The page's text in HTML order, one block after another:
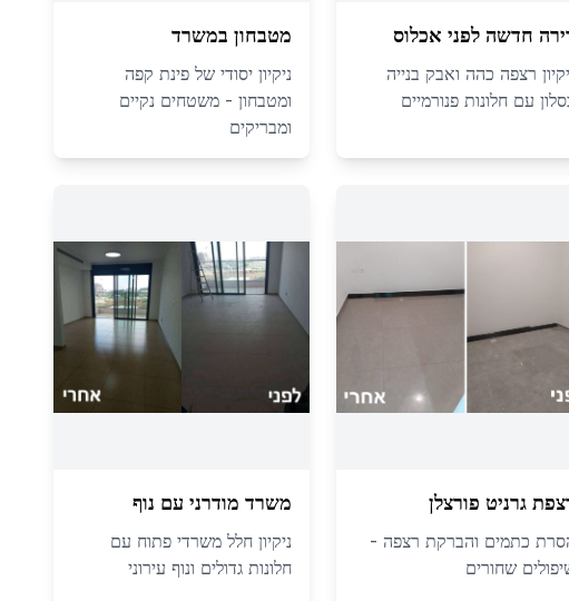
חדשה לפני אכלוס
רצפה כהה ואבק בנייה
עם חלונות פנורמיים
מטבחון במשרד
ניקיון יסודי של פינת קפה
ומטבחון - משטחים נקיים
ומבריקים
גרניט פורצלן
כתמים והברקת רצפה -
שחורים
משרד מודרני עם נוף
ניקיון חלל משרדי פתוח עם
חלונות גדולים ונוף עירוני